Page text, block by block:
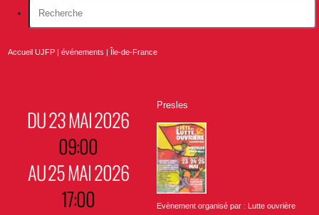
Accueil UJFP |événements Île-de-France
DU 23 MAI 2026
09:00
AU 25 MAI 2026
17:00
Presles
Evènement organisé par : Lutte ouvrière